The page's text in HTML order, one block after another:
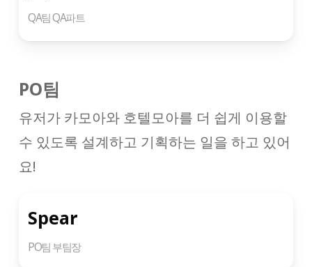
QA팀 QA파트
PO팀
유저가 카모아와 호텔모아를 더 쉽게 이용할
수 있도록 설계하고 기획하는 일을 하고 있어
요!
Spear
PO팀 부팀장